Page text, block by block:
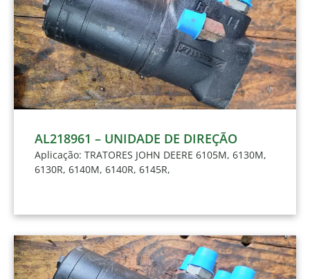
AL218961 – UNIDADE DE DIREÇÃO
Aplicação: TRATORES JOHN DEERE 6105M, 6130M,
6130R, 6140M, 6140R, 6145R,